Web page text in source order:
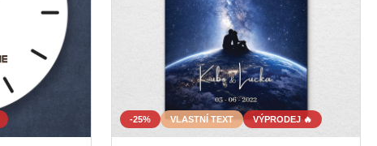
-25% VLASTNÍ TEXT VÝPRODEJ 🔥